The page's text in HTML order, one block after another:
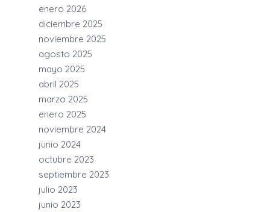
enero 2026
diciembre 2025
noviembre 2025
agosto 2025
mayo 2025
abril 2025
marzo 2025
enero 2025
noviembre 2024
junio 2024
octubre 2023
septiembre 2023
julio 2023
junio 2023